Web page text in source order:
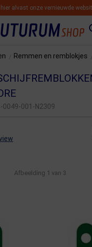
hier alvast onze vernieuwde
Remmen en remblokjes
0049-001-N2309
Afbeelding 1 van 3